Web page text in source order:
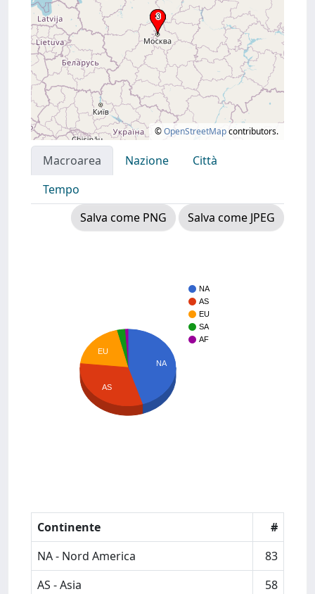
©OpenStreetMapcontributors.
Macroarea Nazione
Città
Tempo
Salva come PNG
Salva come JPEG
NA
AS
EU
SA
AF
NA
EU
AS
Continente
#
NA - Nord America
83
AS - Asia
58